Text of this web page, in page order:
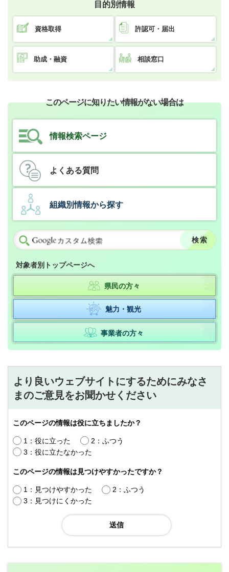
目的別情報
資格取得 許認可・届出
助成・融資 相談窓口
このページに知りたい情報がない場合は
情報検索ページ
よくある質問
組織別情報から探す
対象者別トップページへ
県民の方々
魅力・観光
事業者の方々
より良いウェブサイトにするためにみなさ
まのご意見をお聞かせください
このページの情報は役に立ちましたか？
1：役に立った
2：ふつう
3：役に立たなかった
このページの情報は見つけやすかったですか？
1：見つけやすかった
2：ふつう
3：見つけにくかった